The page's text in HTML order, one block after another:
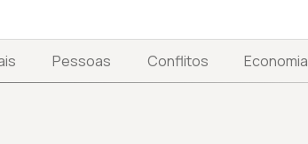
Pessoas Conflitos Economia